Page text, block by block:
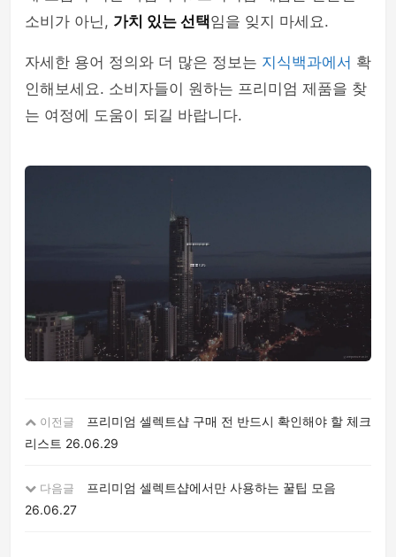
소비가 아닌, 가치 있는 선택임을 잊지 마세요.
자세한 용어 정의와 더 많은 정보는 지식백과에서 확
인해보세요. 소비자들이 원하는 프리미엄 제품을 찾
는 여정에 도움이 되길 바랍니다.
이전글
프리미엄 셀렉트샵 구매 전 반드시 확인해야 할 체크
리스트 26.06.29
다음글
프리미엄 셀렉트샵에서만 사용하는 꿀팁 모음
26.06.27